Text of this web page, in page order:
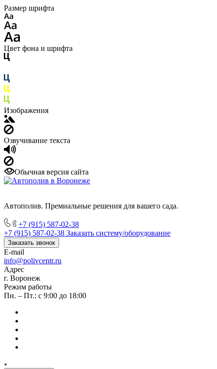
Размер шрифта
Цвет фона и шрифта
Изображения
Озвучивание текста
Обычная версия сайта
Автополив. Премиальные решения для вашего сада.
+7 (915) 587-02-38
+7 (915) 587-02-38 Заказать систему/оборудование
Заказать звонок
E-mail
info@polivcentr.ru
Адрес
г. Воронеж
Режим работы
Пн. – Пт.: с 9:00 до 18:00